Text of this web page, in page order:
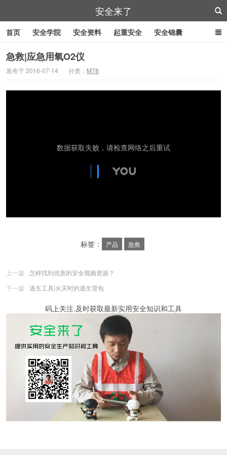
安全来了
首页 安全学院 安全资料 起重安全 安全锦囊
叉车安全 管道作业
劳防用品
急救|应急用氧O2仪
发布于 2016-07-14 分类： M78
标签： 产品 急救
上一篇
怎样找到优质的安全视频资源？
下一篇
逃生工具|火灾时的逃生背包
码上关注.及时获取最新实用安全知识和工具